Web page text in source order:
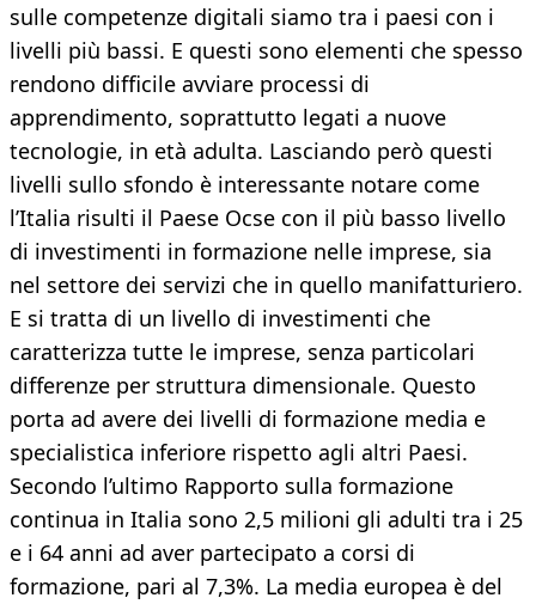
sulle competenze digitali siamo tra i paesi con i
livelli più bassi. E questi sono elementi che spesso
rendono difficile avviare processi di
apprendimento, soprattutto legati a nuove
tecnologie, in età adulta. Lasciando però questi
livelli sullo sfondo è interessante notare come
l’Italia risulti il Paese Ocse con il più basso livello
di investimenti in formazione nelle imprese, sia
nel settore dei servizi che in quello manifatturiero.
E si tratta di un livello di investimenti che
caratterizza tutte le imprese, senza particolari
differenze per struttura dimensionale. Questo
porta ad avere dei livelli di formazione media e
specialistica inferiore rispetto agli altri Paesi.
Secondo l’ultimo Rapporto sulla formazione
continua in Italia sono 2,5 milioni gli adulti tra i 25
e i 64 anni ad aver partecipato a corsi di
formazione, pari al 7,3%. La media europea è del